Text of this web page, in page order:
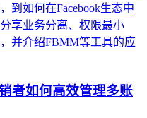
到如何在Facebook生态中
享业务分离、权限最小
并介绍FBMM等工具的应
者如何高效管理多账